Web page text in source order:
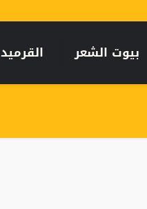
بيوت الشعر القرميد